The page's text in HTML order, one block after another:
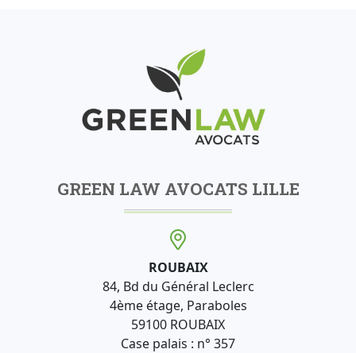
GREEN LAW AVOCATS LILLE
ROUBAIX
84, Bd du Général Leclerc
4ème étage, Paraboles
59100 ROUBAIX
Case palais : n° 357